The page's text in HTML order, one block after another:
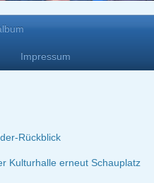
Impressum
Rückblick
Kulturhalle erneut Schauplatz